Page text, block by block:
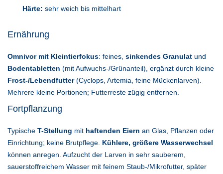
Härte: sehr weich bis mittelhart
Ernährung
Omnivor mit Kleintierfokus: feines, sinkendes Granulat und
Bodentabletten (mit Aufwuchs-/Grünanteil), ergänzt durch kleine
Frost-/Lebendfutter(Cyclops, Artemia, feine Mückenlarven).
Mehrere kleine Portionen; Futterreste zügig entfernen.
Fortpflanzung
Typische T-Stellung mit haftenden Eiern an Glas, Pflanzen oder
Einrichtung; keine Brutpflege. Kühlere, größere Wasserwechsel
können anregen. Aufzucht der Larven in sehr sauberem,
sauerstoffreichem Wasser mit feinem Staub-/Mikrofutter, später